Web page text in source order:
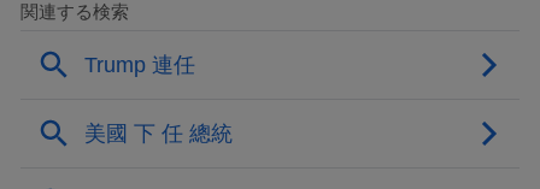
和政策取向，所谓进步主义的民主党一直代
表受教育比较好的人，他们强调种族平等、
持美国传统、保留美国特色。受到全球化冲